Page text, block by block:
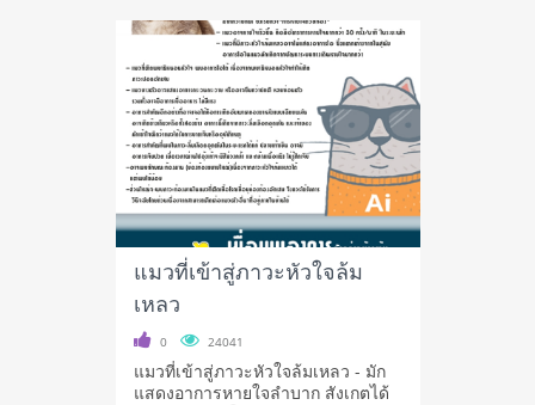
แมวที่เข้าสู่ภาวะหัวใจล้ม
เหลว
0 24041
แมวที่เข้าสู่ภาวะหัวใจล้มเหลว - มัก
แสดงอาการหายใจลำบาก สังเกตได้